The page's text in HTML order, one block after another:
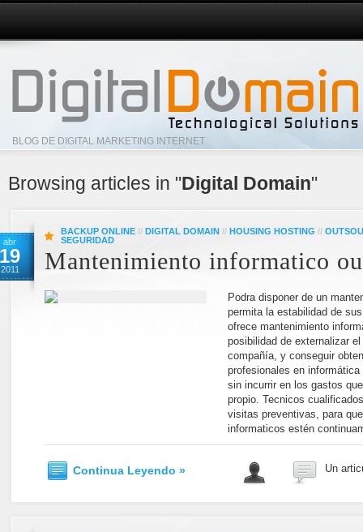
BLOG DE DIGITAL MARKETING INTERNET
Browsing articles in "Digital Domain"
abr
19
2011
BACKUP ONLINE // DIGITAL DOMAIN // HOUSING HOSTING //
SEGURIDAD
Mantenimiento informatico
Podra disponer de un
permita la estabilidad de
ofrece mantenimiento
posibilidad de externalizar
compañía, y conseguir
profesionales en
sin incurrir en los gastos
propio. Tecnicos
visitas preventivas, para
informaticos estén
Continua Leyendo » Un